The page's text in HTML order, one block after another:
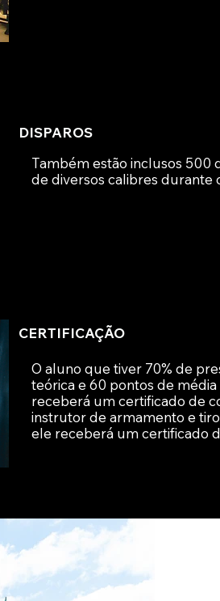
DISPAROS
Também estão inclusos 500
de diversos calibres durante
CERTIFICAÇÃO
O aluno que tiver 70% de
teórica e 60 pontos de
receberá um certificado de
instrutor de armamento e
ele receberá um certificado